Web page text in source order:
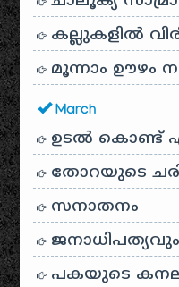
കല്ലുകളിൽ
മൂന്നാം ഊഴം
March
ഉടൽ കൊണ്ട്
തോറയുടെ
സനാതനം
പകയുടെ